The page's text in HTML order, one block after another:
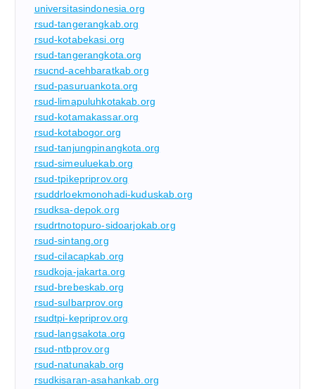
universitasindonesia.org
rsud-tangerangkab.org
rsud-kotabekasi.org
rsud-tangerangkota.org
rsucnd-acehbaratkab.org
rsud-pasuruankota.org
rsud-limapuluhkotakab.org
rsud-kotamakassar.org
rsud-kotabogor.org
rsud-tanjungpinangkota.org
rsud-simeuluekab.org
rsud-tpikepriprov.org
rsuddrloekmonohadi-kuduskab.org
rsudksa-depok.org
rsudrtnotopuro-sidoarjokab.org
rsud-sintang.org
rsud-cilacapkab.org
rsudkoja-jakarta.org
rsud-brebeskab.org
rsud-sulbarprov.org
rsudtpi-kepriprov.org
rsud-langsakota.org
rsud-ntbprov.org
rsud-natunakab.org
rsudkisaran-asahankab.org